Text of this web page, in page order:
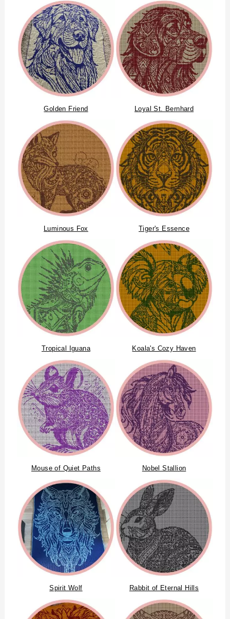
Golden Friend Loyal St. Bernhard
Luminous Fox Tiger's Essence
Tropical Iguana Koala's Cozy Haven
Mouse of Quiet Paths Nobel Stallion
Spirit Wolf Rabbit of Eternal Hills